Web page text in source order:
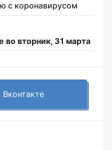
с коронавирусом
во вторник, 31 марта
Вконтакте